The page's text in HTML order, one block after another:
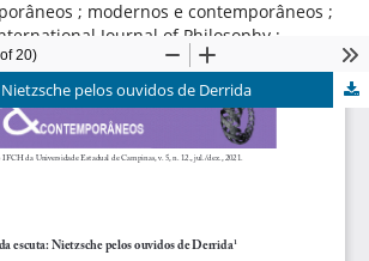
; modernos e contemporâneos ;
Journal of Philosophy ;
de Campinas ; Brasil
pelos ouvidos de Derrida